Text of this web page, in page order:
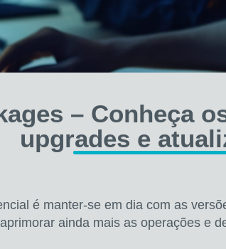
– Conheça
upgrades e
é manter-se em dia com as
aprimorar ainda mais as operações e